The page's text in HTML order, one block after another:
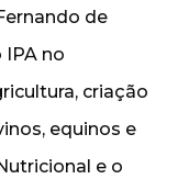
de
no
criação
equinos e
e o